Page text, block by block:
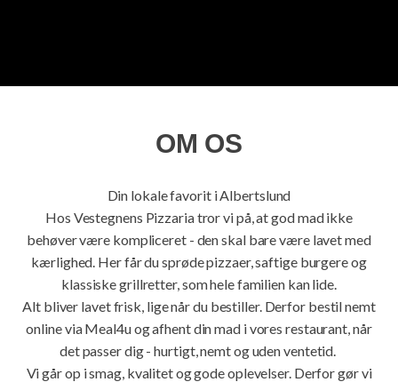
OM OS
Din lokale favorit i Albertslund
Hos Vestegnens Pizzaria tror vi på, at god mad ikke
behøver være kompliceret - den skal bare være lavet med
kærlighed. Her får du sprøde pizzaer, saftige burgere og
klassiske grillretter, som hele familien kan lide.
Alt bliver lavet frisk, lige når du bestiller. Derfor bestil nemt
online via Meal4u og afhent din mad i vores restaurant, når
det passer dig - hurtigt, nemt og uden ventetid.
Vi går op i smag, kvalitet og gode oplevelser. Derfor gør vi